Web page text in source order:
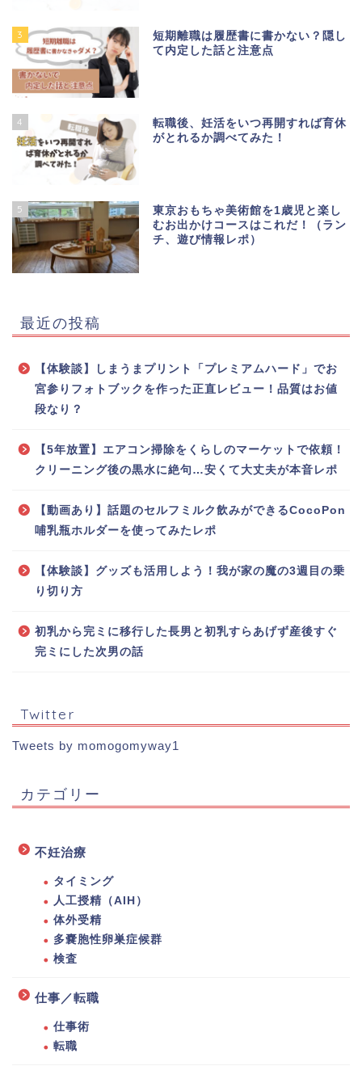
3
短期離職は履歴書に書かない？隠し
て内定した話と注意点
4
転職後、妊活をいつ再開すれば育休
がとれるか調べてみた！
5
東京おもちゃ美術館を1歳児と楽し
むお出かけコースはこれだ！（ラン
チ、遊び情報レポ）
最近の投稿
【体験談】しまうまプリント「プレミアムハード」でお
宮参りフォトブックを作った正直レビュー！品質はお値
段なり？
【5年放置】エアコン掃除をくらしのマーケットで依頼！
クリーニング後の黒水に絶句…安くて大丈夫が本音レポ
【動画あり】話題のセルフミルク飲みができるCocoPon
哺乳瓶ホルダーを使ってみたレポ
【体験談】グッズも活用しよう！我が家の魔の3週目の乗
り切り方
初乳から完ミに移行した長男と初乳すらあげず産後すぐ
完ミにした次男の話
Twitter
Tweets by momogomyway1
カテゴリー
不妊治療
タイミング
人工授精（AIH）
体外受精
多嚢胞性卵巣症候群
検査
仕事／転職
仕事術
転職